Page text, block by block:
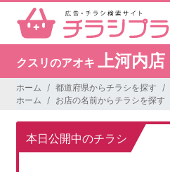
クスリのアオキ 上河内店
ホーム 都道府県からチラシを探す
ホーム
お店の名前からチラシを探す
本日公開中のチラシ